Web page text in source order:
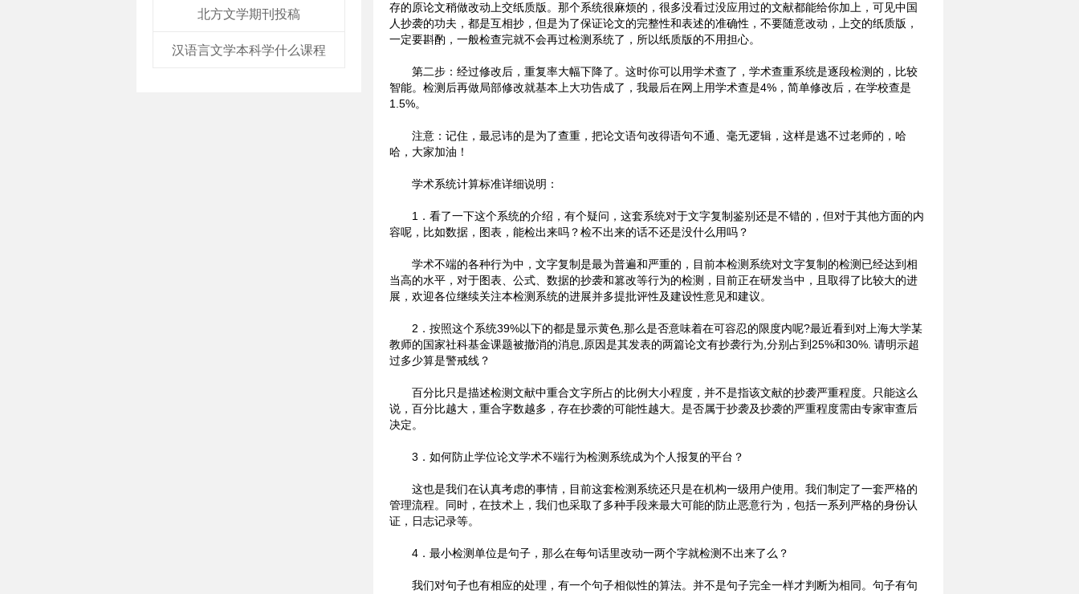
北方文学期刊投稿
汉语言文学本科学什么课程
存的原论文稍做改动上交纸质版。那个系统很麻烦的，很多没看过没应用过的文献都能给你加上，可见中国
人抄袭的功夫，都是互相抄，但是为了保证论文的完整性和表述的准确性，不要随意改动，上交的纸质版，
一定要斟酌，一般检查完就不会再过检测系统了，所以纸质版的不用担心。
第二步：经过修改后，重复率大幅下降了。这时你可以用学术查了，学术查重系统是逐段检测的，比较
智能。检测后再做局部修改就基本上大功告成了，我最后在网上用学术查是4%，简单修改后，在学校查是
1.5%。
注意：记住，最忌讳的是为了查重，把论文语句改得语句不通、毫无逻辑，这样是逃不过老师的，哈
哈，大家加油！
学术系统计算标准详细说明：
1．看了一下这个系统的介绍，有个疑问，这套系统对于文字复制鉴别还是不错的，但对于其他方面的内
容呢，比如数据，图表，能检出来吗？检不出来的话不还是没什么用吗？
学术不端的各种行为中，文字复制是最为普遍和严重的，目前本检测系统对文字复制的检测已经达到相
当高的水平，对于图表、公式、数据的抄袭和篡改等行为的检测，目前正在研发当中，且取得了比较大的进
展，欢迎各位继续关注本检测系统的进展并多提批评性及建设性意见和建议。
2．按照这个系统39%以下的都是显示黄色,那么是否意味着在可容忍的限度内呢?最近看到对上海大学某
教师的国家社科基金课题被撤消的消息,原因是其发表的两篇论文有抄袭行为,分别占到25%和30%. 请明示超
过多少算是警戒线？
百分比只是描述检测文献中重合文字所占的比例大小程度，并不是指该文献的抄袭严重程度。只能这么
说，百分比越大，重合字数越多，存在抄袭的可能性越大。是否属于抄袭及抄袭的严重程度需由专家审查后
决定。
3．如何防止学位论文学术不端行为检测系统成为个人报复的平台？
这也是我们在认真考虑的事情，目前这套检测系统还只是在机构一级用户使用。我们制定了一套严格的
管理流程。同时，在技术上，我们也采取了多种手段来最大可能的防止恶意行为，包括一系列严格的身份认
证，日志记录等。
4．最小检测单位是句子，那么在每句话里改动一两个字就检测不出来了么？
我们对句子也有相应的处理，有一个句子相似性的算法。并不是句子完全一样才判断为相同。句子有句